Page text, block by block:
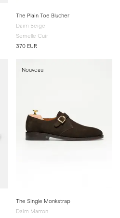
The Plain Toe Blucher
Daim Beige
Semelle Cuir
370 EUR
Nouveau
The Single Monkstrap
Daim Marron